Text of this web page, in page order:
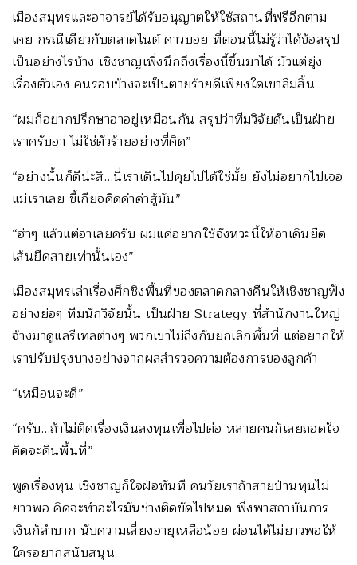
เมืองสมุทรและอาจารย์ได้รับอนุญาตให้ใช้สถานที่ฟรีอีกตาม
เคย กรณีเดียวกับตลาดไนต์ คาวบอย ที่ตอนนี้ไม่รู้ว่าได้ข้อสรุป
เป็นอย่างไรบ้าง เชิงชาญเพิ่งนึกถึงเรื่องนี้ขึ้นมาได้ มัวแต่ยุ่ง
เรื่องตัวเอง คนรอบข้างจะเป็นตายร้ายดีเพียงใดเขาลืมสิ้น
“ผมก็อยากปรึกษาอาอยู่เหมือนกัน สรุปว่าทีมวิจัยดันเป็นฝ่าย
เราครับอา ไม่ใช่ตัวร้ายอย่างที่คิด”
“อย่างนั้นก็ดีน่ะสิ…นี่เราเดินไปคุยไปได้ใช่มั้ย ยังไม่อยากไปเจอ
แม่เราเลย ขี้เกียจคิดคำด่าสู้มัน”
“ฮ่าๆ แล้วแต่อาเลยครับ ผมแค่อยากใช้จังหวะนี้ให้อาเดินยืด
เส้นยืดสายเท่านั้นเอง”
เมืองสมุทรเล่าเรื่องศึกชิงพื้นที่ของตลาดกลางคืนให้เชิงชาญฟัง
อย่างย่อๆ ทีมนักวิจัยนั้น เป็นฝ่าย Strategy ที่สำนักงานใหญ่
จ้างมาดูแลรีเทลต่างๆ พวกเขาไม่ถึงกับยกเลิกพื้นที่ แต่อยากให้
เราปรับปรุงบางอย่างจากผลสำรวจความต้องการของลูกค้า
“เหมือนจะดี”
“ครับ…ถ้าไม่ติดเรื่องเงินลงทุนเพื่อไปต่อ หลายคนก็เลยถอดใจ
คิดจะคืนพื้นที่”
พูดเรื่องทุน เชิงชาญก็ใจฝ่อทันที คนวัยเราถ้าสายป่านทุนไม่
ยาวพอ คิดจะทำอะไรมันช่างติดขัดไปหมด พึ่งพาสถาบันการ
เงินก็ลำบาก นับความเสี่ยงอายุเหลือน้อย ผ่อนได้ไม่ยาวพอให้
ใครอยากสนับสนุน